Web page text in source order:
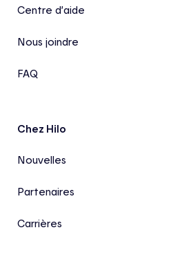
Centre d’aide
Nous joindre
FAQ
Chez Hilo
Nouvelles
Partenaires
Carrières